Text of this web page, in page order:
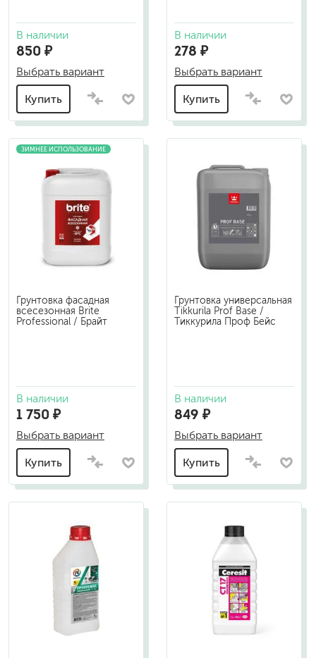
В наличии
850 ₽
Выбрать вариант
Купить
В наличии
278 ₽
Выбрать вариант
Купить
ЗИМНЕЕ ИСПОЛЬЗОВАНИЕ
Грунтовка фасадная
всесезонная Brite
Professional / Брайт
В наличии
1 750 ₽
Выбрать вариант
Купить
Грунтовка универсальная
Tikkurila Prof Base /
Тиккурила Проф Бейс
В наличии
849 ₽
Выбрать вариант
Купить